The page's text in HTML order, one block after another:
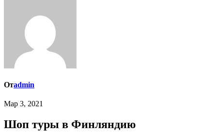
Отadmin
Мар 3, 2021
Шоп туры в Финляндию